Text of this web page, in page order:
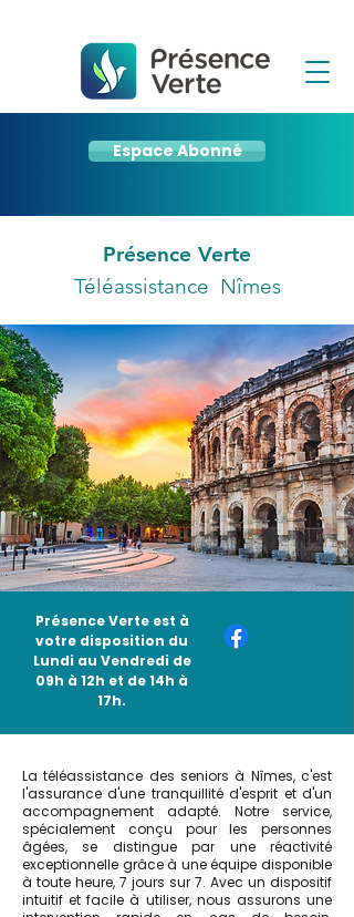
Espace Abonné
Présence Verte
Téléassistance Nîmes
Présence Verte est à
votre disposition du
Lundi au Vendredi de
09h à 12h et de 14h à
17h.
La téléassistance des seniors à Nîmes, c'est
l'assurance d'une tranquillité d'esprit et d'un
accompagnement adapté. Notre service,
spécialement conçu pour les personnes
âgées, se distingue par une réactivité
exceptionnelle grâce à une équipe disponible
à toute heure, 7 jours sur 7. Avec un dispositif
intuitif et facile à utiliser, nous assurons une